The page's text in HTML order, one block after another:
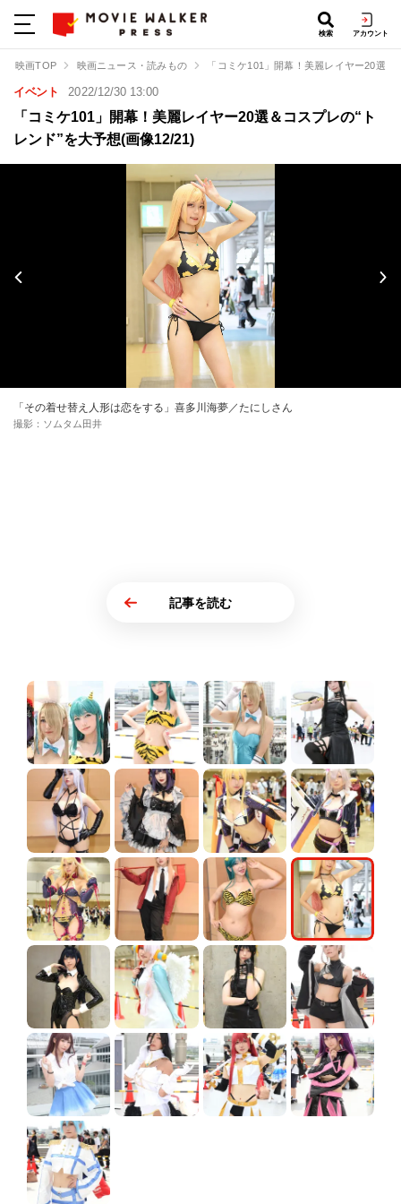
検索 アカウント
映画TOP 映画ニュース・読みもの 「コミケ101」開幕！美麗レイヤー20選＆
イベント 2022/12/30 13:00
「コミケ101」開幕！美麗レイヤー20選＆コスプレの“ト
レンド”を大予想(画像12/21)
「その着せ替え人形は恋をする」喜多川海夢／たにしさん
撮影：ソムタム田井
記事を読む